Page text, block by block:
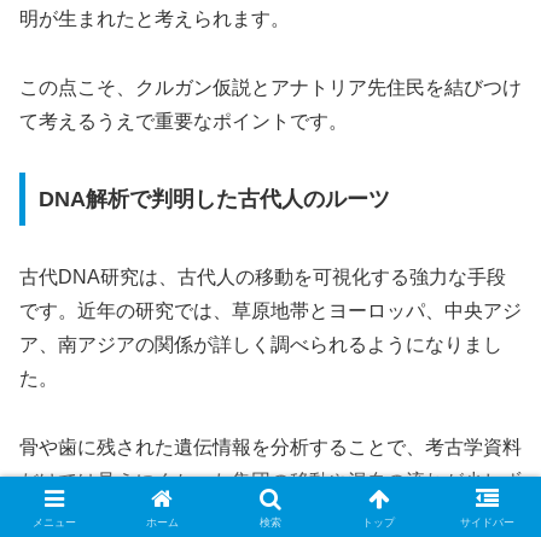
明が生まれたと考えられます。
この点こそ、クルガン仮説とアナトリア先住民を結びつけ
て考えるうえで重要なポイントです。
DNA解析で判明した古代人のルーツ
古代DNA研究は、古代人の移動を可視化する強力な手段
です。近年の研究では、草原地帯とヨーロッパ、中央アジ
ア、南アジアの関係が詳しく調べられるようになりまし
た。
骨や歯に残された遺伝情報を分析することで、考古学資料
だけでは見えにくかった集団の移動や混血の流れが少しず
つ明らかになっています。
メニュー ホーム 検索 トップ サイドバー